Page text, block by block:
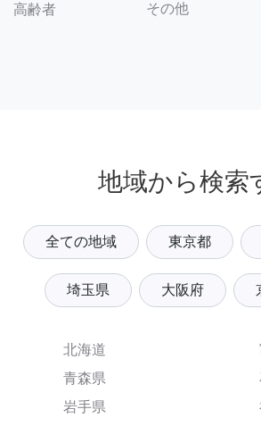
高齢者 その他
地域から検索
全ての地域 東京都
埼玉県 大阪府
北海道
青森県
岩手県